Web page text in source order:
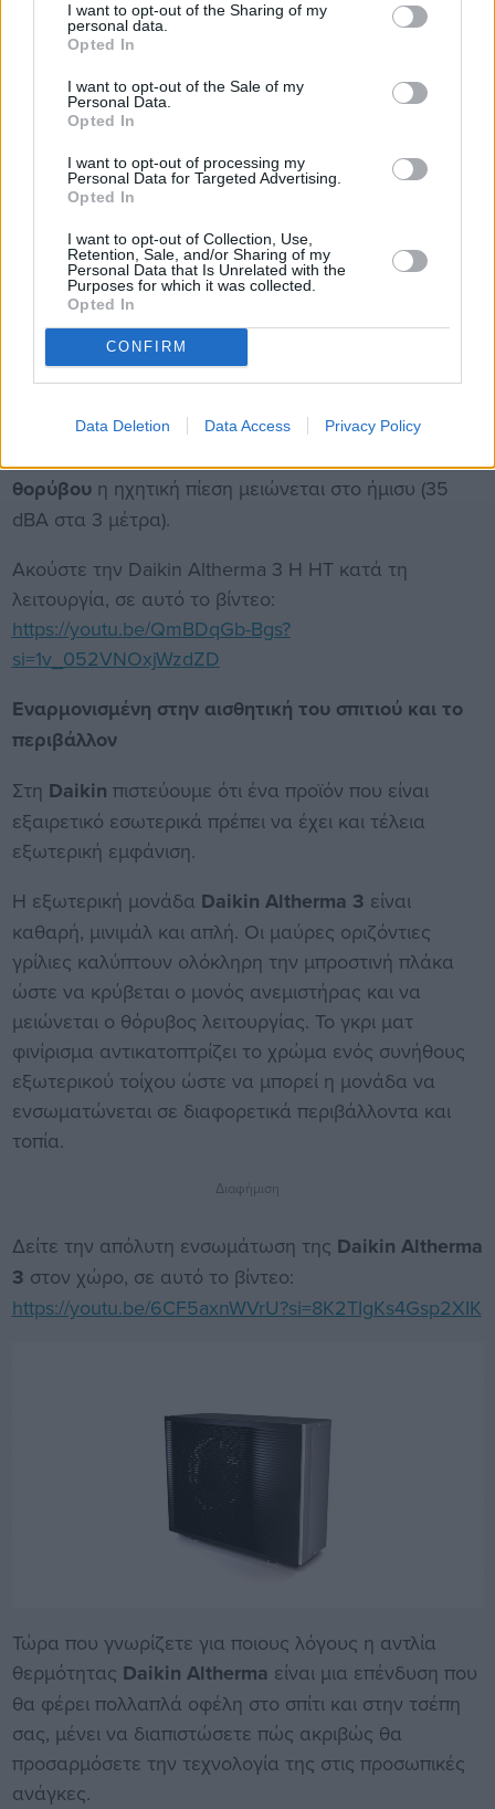
I want to opt-out of the Sharing of my
personal data.
Opted In
I want to opt-out of the Sale of my
Personal Data.
Opted In
I want to opt-out of processing my
Personal Data for Targeted Advertising.
Opted In
I want to opt-out of Collection, Use,
Retention, Sale, and/or Sharing of my
Personal Data that Is Unrelated with the
Purposes for which it was collected.
Opted In
CONFIRM
Data Deletion Data Access Privacy Policy
βιβλιοθήκης
Κάτι που δεν θα σας απασχολήσει ποτέ με την
Althermaείναι ο θόρυβος. Κατά τηλειτουργία
στάνταρ θορύβουη στάθμη ηχητικής πίεσης της
κάπου δηλαδή ανάμεσα σε τιτίβισμα πουλιών και
θορύβουη ηχητική πίεση μειώνεται στο ήμισυ (35
dBA στα 3 μέτρα).
Ακούστε την Daikin Altherma 3 H HT κατά τη
λειτουργία, σε αυτό το βίντεο:
https://youtu.be/QmBDqGb-Bgs?
si=1v_052VNOxjWzdZD
Εναρμονισμένη στην αισθητική του σπιτιού και το
περιβάλλον
Στη Daikin πιστεύουμε ότι ένα προϊόν που είναι
εξαιρετικό εσωτερικά πρέπει να έχει και τέλεια
εξωτερική εμφάνιση.
Η εξωτερική μονάδα Daikin Altherma 3 είναι
καθαρή, μινιμάλ και απλή. Οι μαύρες οριζόντιες
γρίλιες καλύπτουν ολόκληρη την μπροστινή πλάκα
ώστε να κρύβεται ο μονός ανεμιστήρας και να
μειώνεται ο θόρυβος λειτουργίας. Το γκρι ματ
φινίρισμα αντικατοπτρίζει το χρώμα ενός συνήθους
εξωτερικού τοίχου ώστε να μπορεί η μονάδα να
ενσωματώνεται σε διαφορετικά περιβάλλοντα και
τοπία.
Διαφήμιση
Δείτε την απόλυτη ενσωμάτωση της Daikin Altherma
3 στον χώρο, σε αυτό το βίντεο:
https://youtu.be/6CF5axnWVrU?si=8K2TIgKs4Gsp2XIK
Τώρα που γνωρίζετε για ποιους λόγους η αντλία
θερμότητας Daikin Altherma είναι μια επένδυση που
θα φέρει πολλαπλά οφέλη στο σπίτι και στην τσέπη
σας, μένει να διαπιστώσετε πώς ακριβώς θα
προσαρμόσετε την τεχνολογία της στις προσωπικές
ανάγκες.